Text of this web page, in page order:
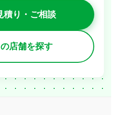
積り・ご相談
店舗を探す